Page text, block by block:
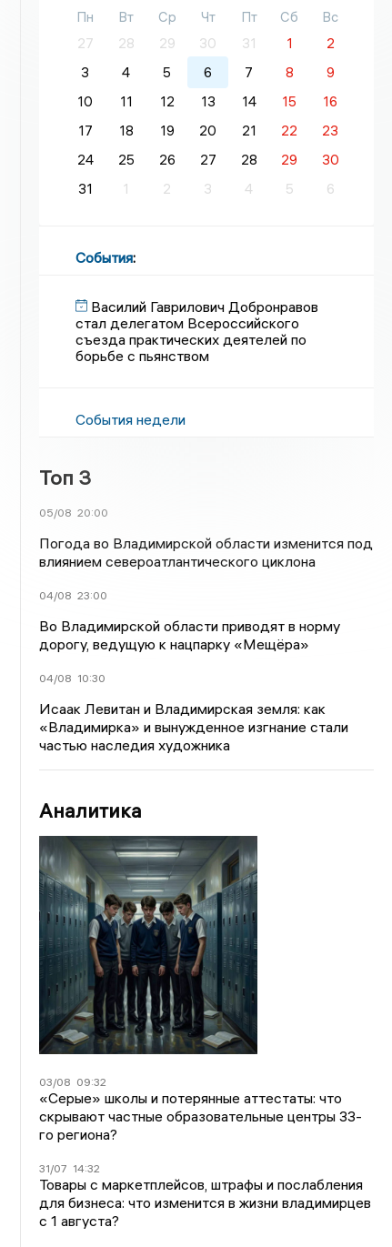
Пн Вт Ср Чт Пт Сб
Вс
27
28 29 30 31 1
2
3
4 5 6 7 8
9
10
11 12 13 14 15
16
17
18 19 20 21 22
23
24
25 26 27 28 29
30
31
1 2 3 4 5 6
События:
Василий Гаврилович Добронравов
стал делегатом Всероссийского
съезда практических деятелей по
борьбе с пьянством
События недели
Топ 3
05/08 20:00
Погода во Владимирской области изменится под
влиянием североатлантического циклона
04/08 23:00
Во Владимирской области приводят в норму
дорогу, ведущую к нацпарку «Мещёра»
04/08 10:30
Исаак Левитан и Владимирская земля: как
«Владимирка» и вынужденное изгнание стали
частью наследия художника
Аналитика
03/08 09:32
«Серые» школы и потерянные аттестаты: что
скрывают частные образовательные центры 33-
го региона?
31/07 14:32
Товары с маркетплейсов, штрафы и послабления
для бизнеса: что изменится в жизни владимирцев
с 1 августа?